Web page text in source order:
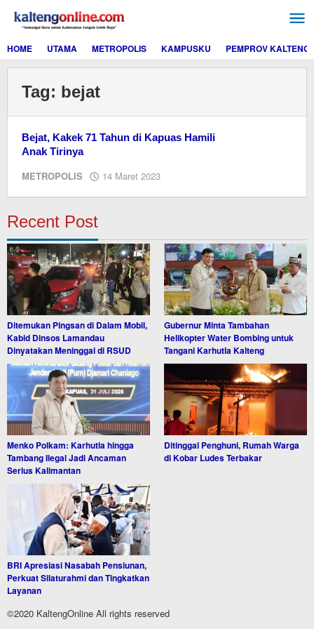
konten
HOME
UTAMA METROPOLIS KAMPUSKU PEMPROV KALTENG
Tag: bejat
Bejat, Kakek 71 Tahun di Kapuas Hamili
Anak Tirinya
METROPOLIS 14 Maret 2023
Recent Post
Ditemukan Pingsan di Dalam Mobil,
Kabid Dinsos Lamandau
Dinyatakan Meninggal di RSUD
Gubernur Minta Tambahan
Helikopter Water Bombing untuk
Tangani Karhutla Kalteng
Menko Polkam: Karhutla hingga
Tambang Ilegal Jadi Ancaman
Serius Kalimantan
Ditinggal Penghuni, Rumah Warga
di Kobar Ludes Terbakar
BRI Apresiasi Nasabah Pensiunan,
Perkuat Silaturahmi dan Tingkatkan
Layanan
©2020 KaltengOnline All rights reserved